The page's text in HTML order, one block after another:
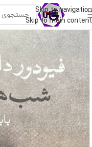
Skip to navigation
Skip to main content